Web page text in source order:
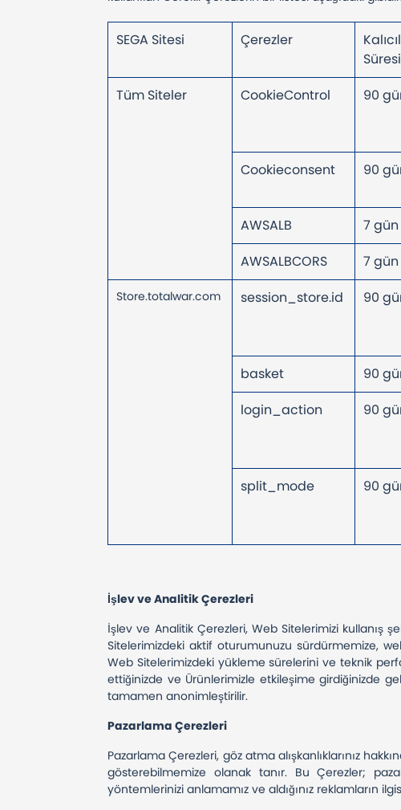
SEGA Sitesi Çerezler
Süresi
Tüm Siteler CookieControl 90
Cookieconsent
90
AWSALB
7 gün
AWSALBCORS
7 gün
Store.totalwar.com session_store.id 90
basket 90
login_action
90
split_mode 90
İşlev ve Analitik Çerezleri
İşlev ve Analitik Çerezleri, Web Sitelerimizi kullanış
Sitelerimizdeki aktif oturumunuzu sürdürmemize,
Web Sitelerimizdeki yükleme sürelerini ve teknik
ettiğinizde ve Ürünlerimizle etkileşime girdiğinizde
tamamen anonimleştirilir.
Pazarlama Çerezleri
Pazarlama Çerezleri, göz atma alışkanlıklarınız
gösterebilmemize olanak tanır. Bu Çerezler;
yöntemlerinizi anlamamız ve aldığınız reklamların